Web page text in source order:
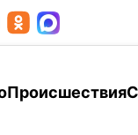
Происшествия